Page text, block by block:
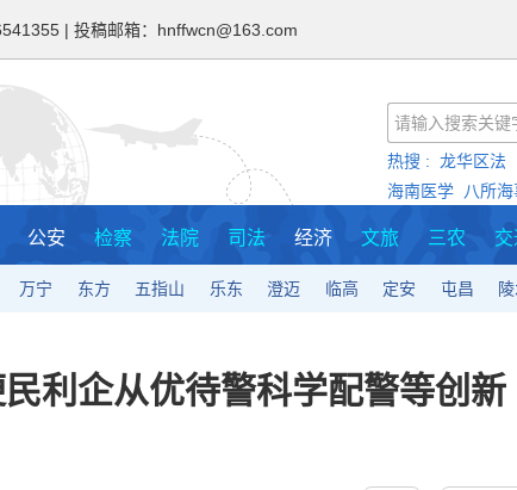
| 投稿邮箱：hnffwcn@163.com
热搜 : 龙华区法
海南医学
八所
公安 检察 法院 司法 经济 文旅 三农
万宁 东方 五指山 乐东 澄迈 临高 定安 屯昌
利企从优待警科学配警等创新